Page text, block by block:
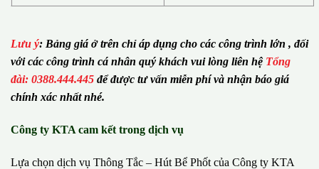
Lưu ý: Bảng giá ở trên chỉ áp dụng cho các công trình lớn , đối
với các công trình cá nhân quý khách vui lòng liên hệ Tổng
đài: 0388.444.445 để được tư vấn miễn phí và nhận báo giá
chính xác nhất nhé.
Công ty KTA cam kết trong dịch vụ
Lựa chọn dịch vụ Thông Tắc – Hút Bể Phốt của Công ty KTA